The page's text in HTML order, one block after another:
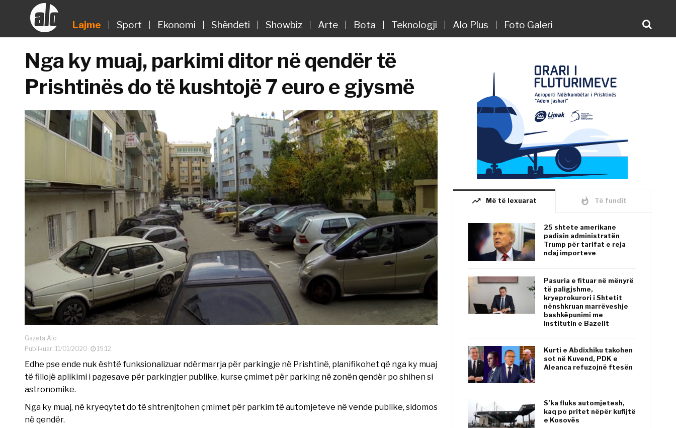
Lajme Sport Ekonomi Shëndeti Showbiz Arte Bota Teknologji Alo Plus Foto Galeri
Nga ky muaj, parkimi ditor në qendër të
Prishtinës do të kushtojë 7 euro e gjysmë
Gazeta Alo
Publikuar: 11/01/2020
19:12
Edhe pse ende nuk është funksionalizuar ndërmarrja për parkingje në Prishtinë, planifikohet që nga ky muaj
të fillojë aplikimi i pagesave për parkingjer publike, kurse çmimet për parking në zonën qendër po shihen si
astronomike.
Nga ky muaj, në kryeqytet do të shtrenjtohen çmimet për parkim të automjeteve në vende publike, sidomos
në qendër.
trending_up Më të lexuarat whatshot Të fundit
25 shtete amerikane
padisin administratën
Trump për tarifat e reja
ndaj importeve
Pasuria e fituar në mënyrë
të paligjshme,
kryeprokurori i Shtetit
nënshkruan marrëveshje
bashkëpunimi me
Institutin e Bazelit
Kurti e Abdixhiku takohen
sot në Kuvend, PDK e
Aleanca refuzojnë ftesën
S’ka fluks automjetesh,
kaq po pritet nëpër kufijtë
e Kosovës